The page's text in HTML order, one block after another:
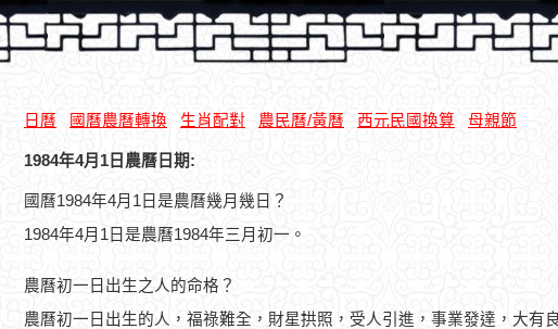
日曆 國曆農曆轉換 生肖配對 農民曆/黃曆 西元民國換算 母親節
1984年4月1日農曆日期:
國曆1984年4月1日是農曆幾月幾日？
1984年4月1日是農曆1984年三月初一。
農曆初一日出生之人的命格？
農曆初一日出生的人，福祿難全，財星拱照，受人引進，事業發達，大有